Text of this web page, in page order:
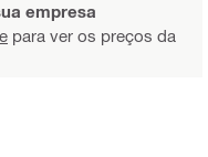
empresa
para ver os preços da